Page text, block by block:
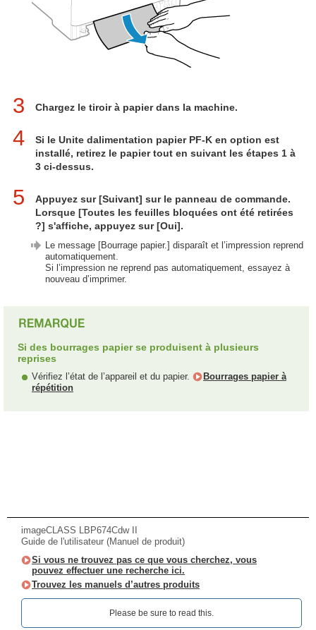
3 Chargez le tiroir à papier dans la machine.
4
Si le Unite dalimentation papier PF-K en option est
installé, retirez le papier tout en suivant les étapes 1 à
3 ci-dessus.
5
Appuyez sur [Suivant] sur le panneau de commande.
Lorsque [Toutes les feuilles bloquées ont été retirées
?] s'affiche, appuyez sur [Oui].
Le message [Bourrage papier.] disparaît et l’impression reprend
automatiquement.
Si l’impression ne reprend pas automatiquement, essayez à
nouveau d’imprimer.
Si des bourrages papier se produisent à plusieurs
reprises
Vérifiez l’état de l’appareil et du papier.
Bourrages papier à
répétition
imageCLASS LBP674Cdw II
Guide de l'utilisateur (Manuel de produit)
Si vous ne trouvez pas ce que vous cherchez, vous
pouvez effectuer une recherche ici.
Trouvez les manuels d’autres produits
Please be sure to read this.‎